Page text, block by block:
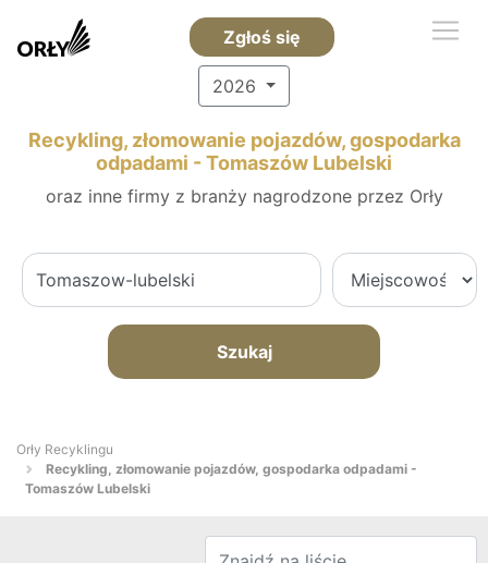
Zgłoś się
2026
Recykling, złomowanie pojazdów, gospodarka
odpadami - Tomaszów Lubelski
oraz inne firmy z branży nagrodzone przez Orły
Szukaj
Orły Recyklingu
Recykling, złomowanie pojazdów, gospodarka odpadami -
Tomaszów Lubelski